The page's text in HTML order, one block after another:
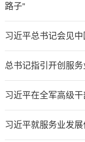
路子”
习近平总书记会见
总书记指引开创服
习近平在全军高级
习近平就服务业发